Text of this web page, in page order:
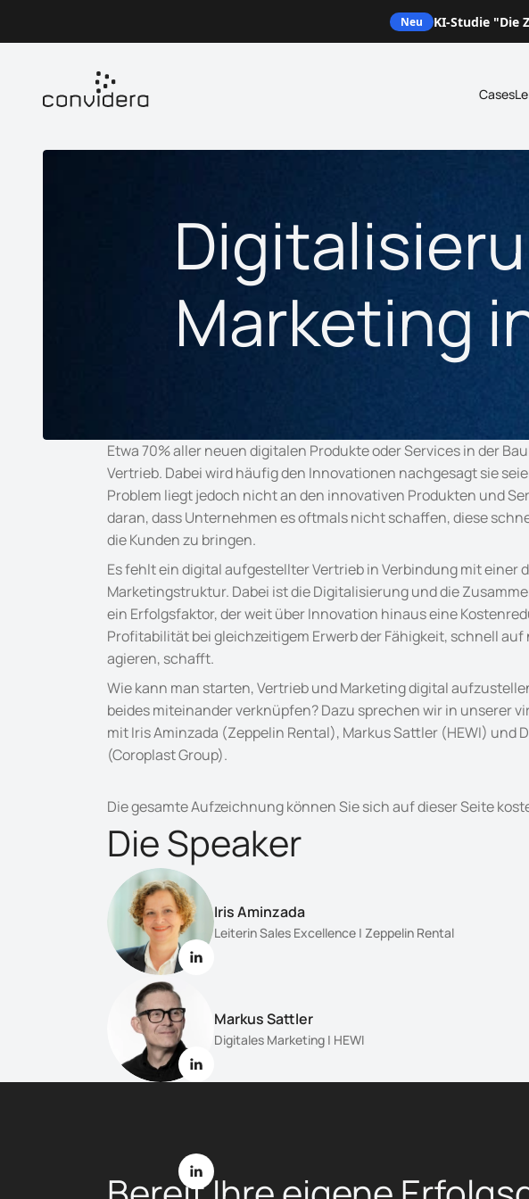
Neu KI-Studie "Die
Cases
Marketing
Etwa 70% aller neuen digitalen Produkte oder Services in der
Vertrieb. Dabei wird häufig den Innovationen nachgesagt sie
Problem liegt jedoch nicht an den innovativen Produkten und
daran, dass Unternehmen es oftmals nicht schaffen, diese
die Kunden zu bringen.
Es fehlt ein digital aufgestellter Vertrieb in Verbindung mit einer
Marketingstruktur. Dabei ist die Digitalisierung und die
ein Erfolgsfaktor, der weit über Innovation hinaus eine
Profitabilität bei gleichzeitigem Erwerb der Fähigkeit, schnell auf
agieren, schafft.
Wie kann man starten, Vertrieb und Marketing digital
beides miteinander verknüpfen? Dazu sprechen wir in unserer
mit Iris Aminzada (Zeppelin Rental), Markus Sattler (HEWI) und
(Coroplast Group).
Die gesamte Aufzeichnung können Sie sich auf dieser Seite
Die Speaker
Iris Aminzada
Leiterin Sales Excellence | Zeppelin Rental
Markus Sattler
Digitales Marketing | HEWI